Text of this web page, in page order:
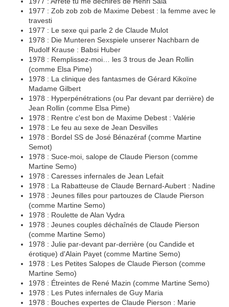
1977 : Zob zob zob de Maxime Debest : la femme avec le
travesti
1977 : Le sexe qui parle 2 de Claude Mulot
1978 : Die Munteren Sexspiele unserer Nachbarn de
Rudolf Krause : Babsi Huber
1978 : Remplissez-moi… les 3 trous de Jean Rollin
(comme Elsa Pime)
1978 : La clinique des fantasmes de Gérard Kikoïne
Madame Gilbert
1978 : Hyperpénétrations (ou Par devant par derrière) de
Jean Rollin (comme Elsa Pime)
1978 : Rentre c'est bon de Maxime Debest : Valérie
1978 : Le feu au sexe de Jean Desvilles
1978 : Bordel SS de José Bénazéraf (comme Martine
Semot)
1978 : Suce-moi, salope de Claude Pierson (comme
Martine Semo)
1978 : Caresses infernales de Jean Lefait
1978 : La Rabatteuse de Claude Bernard-Aubert : Nadine
1978 : Jeunes filles pour partouzes de Claude Pierson
(comme Martine Semo)
1978 : Roulette de Alan Vydra
1978 : Jeunes couples déchaînés de Claude Pierson
(comme Martine Semo)
1978 : Julie par-devant par-derrière (ou Candide et
érotique) d'Alain Payet (comme Martine Semo)
1978 : Les Petites Salopes de Claude Pierson (comme
Martine Semo)
1978 : Étreintes de René Mazin (comme Martine Semo)
1978 : Les Putes infernales de Guy Maria
1978 : Bouches expertes de Claude Pierson : Marie